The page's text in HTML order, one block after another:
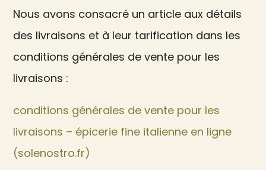
Nous avons consacré un article aux détails
des livraisons et à leur tarification dans les
conditions générales de vente pour les
livraisons :
conditions générales de vente pour les
livraisons – épicerie fine italienne en ligne
(solenostro.fr)